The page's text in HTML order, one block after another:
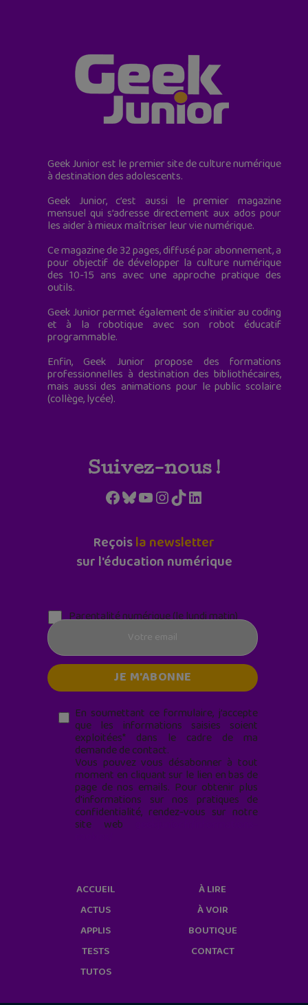
Geek Junior est le premier site de culture numérique
à destination des adolescents.
Geek Junior, c’est aussi le premier magazine
mensuel qui s’adresse directement aux ados pour
les aider à mieux maîtriser leur vie numérique.
Ce magazine de 32 pages, diffusé par abonnement, a
pour objectif de développer la culture numérique
des 10-15 ans avec une approche pratique des
outils.
Geek Junior permet également de s'initier au coding
et à la robotique avec son robot éducatif
programmable.
Enfin, Geek Junior propose des formations
professionnelles à destination des bibliothécaires,
mais aussi des animations pour le public scolaire
(collège, lycée).
Suivez-nous !
Facebook
Bluesky
YouTube
Instagram
TikTokLinkedIn
Reçoisla newsletter
sur l'éducation numérique
Parentalité numérique (le lundi matin)
En soumettant ce formulaire, j’accepte
que les informations saisies soient
exploitées* dans le cadre de ma
demande de contact.
Vous pouvez vous désabonner à tout
moment en cliquant sur le lien en bas de
page de nos emails. Pour obtenir plus
d'informations sur nos pratiques de
confidentialité, rendez-vous sur notre
site web
ACCUEIL
ACTUS
APPLIS
TESTS
TUTOS
À LIRE
À VOIR
BOUTIQUE
CONTACT